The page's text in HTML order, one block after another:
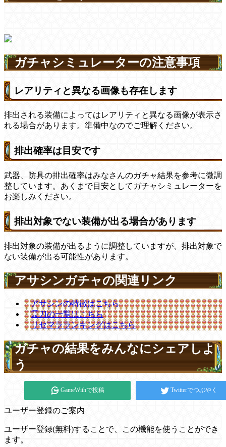
ガチャシミュレーターの注意事項
レアリティと異なる画像も存在します
排出される装備によってはレアリティと異なる画像が表示さ
れる場合があります。準備中なのでご理解ください。
排出確率は目安です
武器、防具の排出確率はみなさんのガチャ結果を参考に微調
整しています。あくまで目安としてガチャシミュレーターを
お楽しみください。
排出対象でない装備が出る場合があります
排出対象の装備が出るように調整していますが、排出対象で
ない装備が出る可能性があります。
アサシンガチャの関連リンク
アサシンの特徴はこちら
霊刀の一覧はこちら
リセマラランキングはこちら
ガチャの結果をみんなにシェアしよ
う
GameWithで投稿 Twitterでつぶやく
ユーザー登録のご案内
ユーザー登録(無料)することで、この機能を使うことができ
ます。